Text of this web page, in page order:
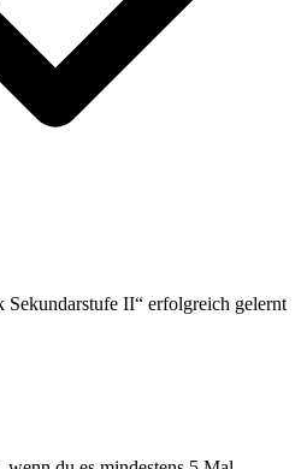
Sekundarstufe II“ erfolgreich gelernt